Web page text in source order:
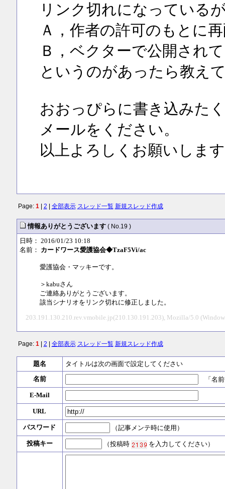
リンク切れになっている
Ａ，作者の許可のもとに
Ｂ，ベクターで公開され
というのがあったら教え
おおっぴらに書き込みた
メールをください。
以上よろしくお願いしま
Page: 1| 2 全部表示 スレッド一覧 新規スレッド作成
情報ありがとうございます ( No.19 )
日時： 2016/01/23 10:18
名前： カードワース愛護協会◆TzaF5Vi/ac
愛護協会・マッキーです。
＞kabuさん
ご連絡ありがとうございます。
該当シナリオをリンク切れに修正しました。
203.191.130.210.rev.vmobile.jp(210.130.191.203), Mozilla/5.0
Page: 1| 2 全部表示 スレッド一覧 新規スレッド作成
題名
タイトルは次の画面で設定してください
名前
「名前
E-Mail
URL
パスワード （記事メンテ時に使用）
投稿キー （投稿時 を入力してください）